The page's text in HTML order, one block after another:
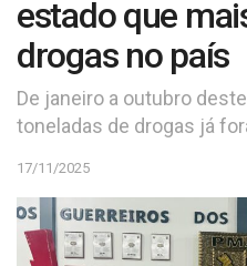
estado que
drogas no país
De janeiro a outubro
toneladas de drogas já
17/11/2025